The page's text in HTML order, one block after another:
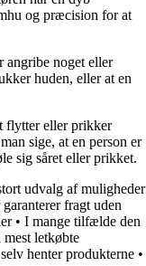
og præcision for at
angribe noget eller
huden, eller at en
flytter eller prikker
sige, at en person er
sig såret eller prikket.
udvalg af muligheder
fragt uden
• I mange tilfælde den
mest letkøbte
henter produkterne •